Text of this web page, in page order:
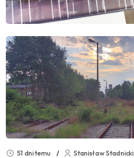
51 dni temu Stanisław Stadnicki